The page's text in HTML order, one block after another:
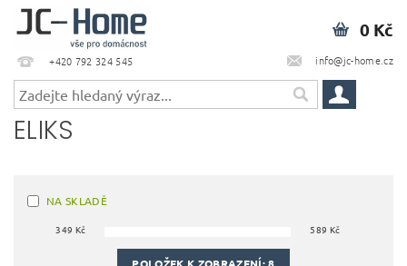
+420 792 324 545 info@jc-home.cz
0 Kč
ELIKS
NA SKLADĚ
349 Kč 589 Kč